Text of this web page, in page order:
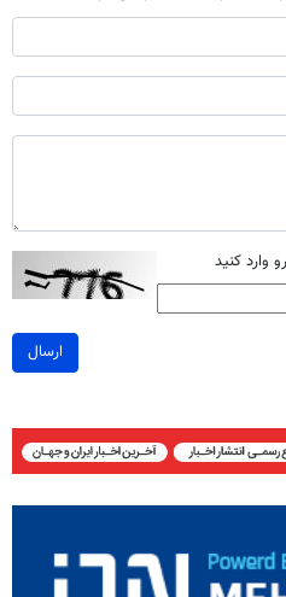
وارد کنید
ارسال